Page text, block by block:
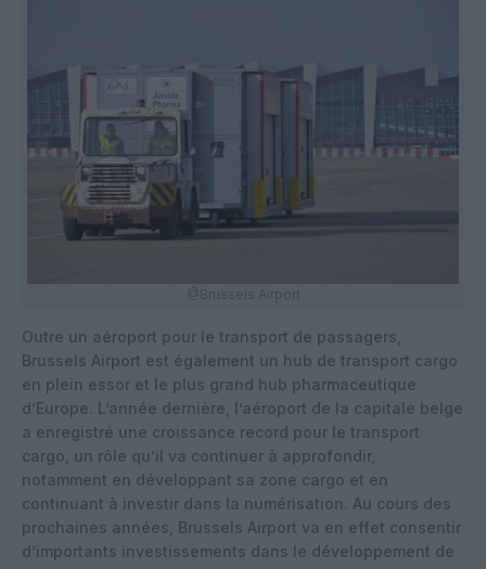
@Brussels Airport
Outre un aéroport pour le transport de passagers,
Brussels Airport est également un hub de transport cargo
en plein essor et le plus grand hub pharmaceutique
d’Europe. L’année dernière, l’aéroport de la capitale belge
a enregistré une croissance record pour le transport
cargo, un rôle qu’il va continuer à approfondir,
notamment en développant sa zone cargo et en
continuant à investir dans la numérisation. Au cours des
prochaines années, Brussels Airport va en effet consentir
d’importants investissements dans le développement de